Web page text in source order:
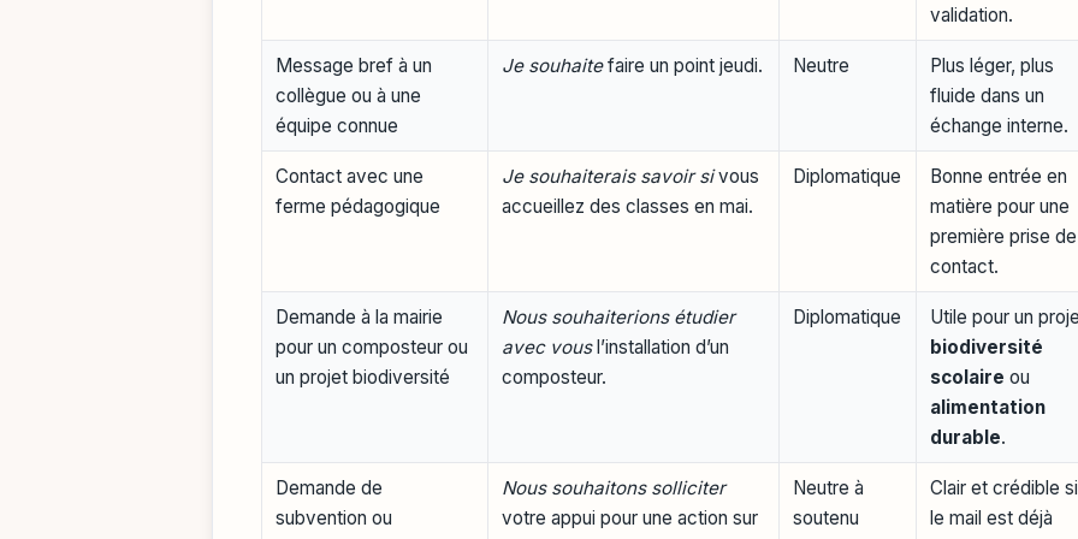
validation.
Message bref à un
collègue ou à une
équipe connue
Je souhaitefaire un point jeudi. Neutre
Plus léger, plus
fluide dans un
échange interne.
Contact avec une
ferme pédagogique
Je souhaiterais savoir sivous
accueillez des classes en mai.
Diplomatique
Bonne entrée en
matière pour une
première prise de
contact.
Demande à la mairie
pour un composteur ou
un projet biodiversité
Nous souhaiterions étudier
avec vousl’installation d’un
composteur.
Diplomatique
Utile pour un
biodiversité
scolaire ou
alimentation
durable.
Demande de
subvention ou
Nous souhaitons solliciter
votre appui pour une action sur
Neutre à
soutenu
Clair et crédible si
le mail est déjà